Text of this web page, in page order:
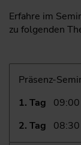
Erfahre im
zu folgenden
Präsenz-
1. Tag
2. Tag